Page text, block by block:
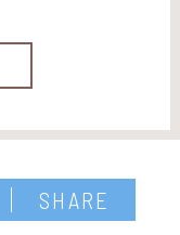
SHARE